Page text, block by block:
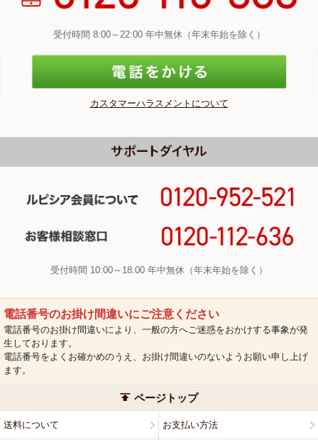
受付時間 8:00～22:00 年中無休（年末年始を除く）
カスタマーハラスメントについて
受付時間 10:00～18:00 年中無休（年末年始を除く）
電話番号のお掛け間違いにご注意ください
電話番号のお掛け間違いにより、一般の方へご迷惑をおかけする事象が発
生しております。
電話番号をよくお確かめのうえ、お掛け間違いのないようお願い申し上げ
ます。
ページトップ
送料について お支払い方法